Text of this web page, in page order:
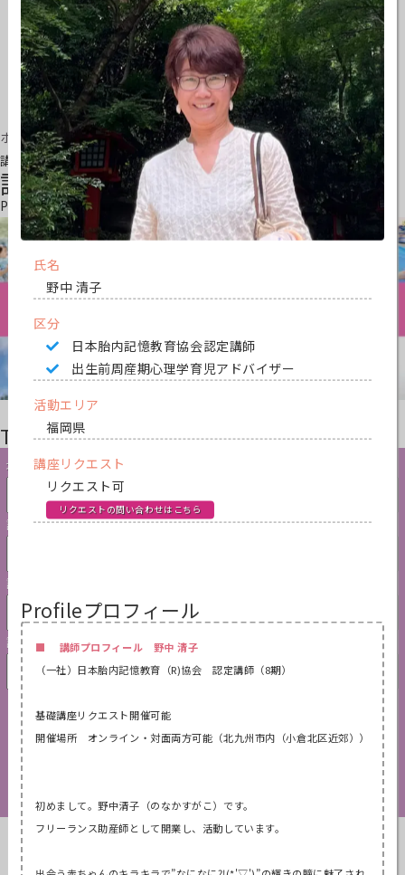
ホーム
講師紹介
講師紹介
Profile
Therapist Search講師検索
地域
講師認定資格
講座リクエスト
講師名
Therapist List講師一覧
氏名
野中 清子
区分
日本胎内記憶教育協会認定講師
出生前周産期心理学育児アドバイザー
活動エリア
福岡県
講座リクエスト
リクエスト可
リクエストの問い合わせはこちら
Profileプロフィール
■ 講師プロフィール 野中 清子
（一社）日本胎内記憶教育（R)協会 認定講師（8期）
基礎講座リクエスト開催可能
開催場所 オンライン・対面両方可能（北九州市内（小倉北区近郊））
初めまして。野中清子（のなかすがこ）です。
フリーランス助産師として開業し、活動しています。